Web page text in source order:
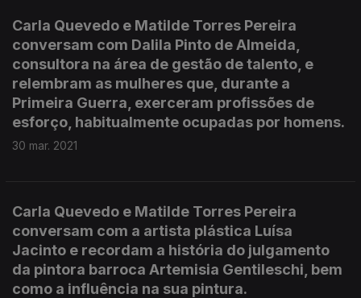
Carla Quevedo e Matilde Torres Pereira
conversam com Dalila Pinto de Almeida,
consultora na área de gestão de talento, e
relembram as mulheres que, durante a
Primeira Guerra, exerceram profissões de
esforço, habitualmente ocupadas por homens.
30 mar. 2021
Carla Quevedo e Matilde Torres Pereira
conversam com a artista plástica Luísa
Jacinto e recordam a história do julgamento
da pintora barroca Artemisia Gentileschi, bem
como a influência na sua pintura.